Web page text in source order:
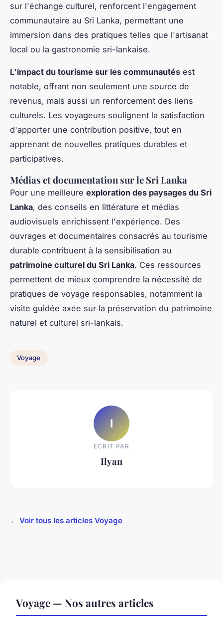
sur l'échange culturel, renforcent l'engagement
communautaire au Sri Lanka, permettant une
immersion dans des pratiques telles que l'artisanat
local ou la gastronomie sri-lankaise.
L'impact du tourisme sur les communautés est
notable, offrant non seulement une source de
revenus, mais aussi un renforcement des liens
culturels. Les voyageurs soulignent la satisfaction
d'apporter une contribution positive, tout en
apprenant de nouvelles pratiques durables et
participatives.
Médias et documentation sur le Sri Lanka
Pour une meilleure exploration des paysages du Sri
Lanka, des conseils en littérature et médias
audiovisuels enrichissent l'expérience. Des
ouvrages et documentaires consacrés au tourisme
durable contribuent à la sensibilisation au
patrimoine culturel du Sri Lanka. Ces ressources
permettent de mieux comprendre la nécessité de
pratiques de voyage responsables, notamment la
visite guidée axée sur la préservation du patrimoine
naturel et culturel sri-lankais.
Voyage
I
ECRIT PAR
Ilyan
← Voir tous les articles Voyage
Voyage — Nos autres articles